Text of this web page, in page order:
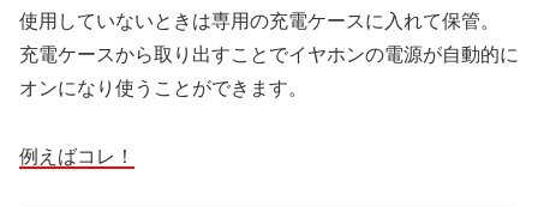
使用していないときは専用の充電ケースに入れて保管。
充電ケースから取り出すことでイヤホンの電源が自動的に
オンになり使うことができます。
例えばコレ！